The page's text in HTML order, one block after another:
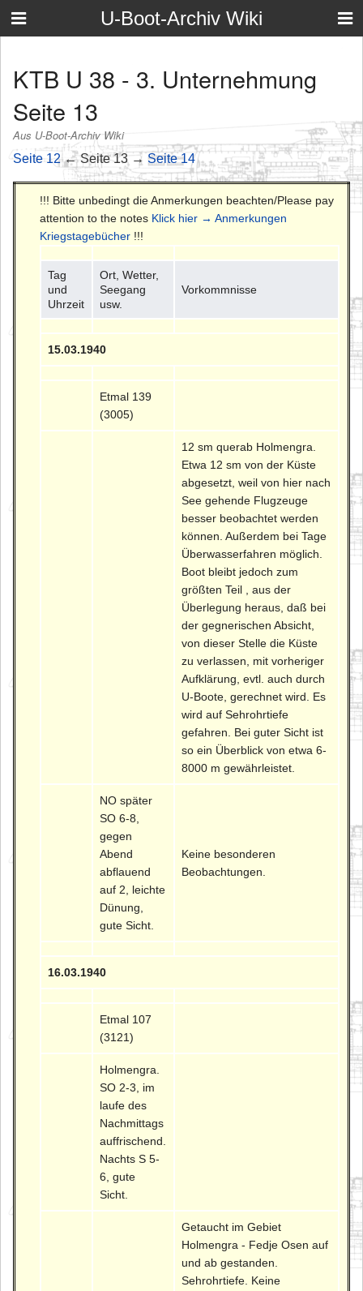
U-Boot-Archiv Wiki
KTB U 38 - 3. Unternehmung
Seite 13
Aus U-Boot-Archiv Wiki
Seite 12← Seite 13 → Seite 14
!!! Bitte unbedingt die Anmerkungen beachten/Please pay
attention to the notes Klick hier → Anmerkungen
Kriegstagebücher !!!
Tag
und
Uhrzeit
Ort, Wetter,
Seegang
usw.
Vorkommnisse
15.03.1940
Etmal 139
(3005)
12 sm querab Holmengra.
Etwa 12 sm von der Küste
abgesetzt, weil von hier nach
See gehende Flugzeuge
besser beobachtet werden
können. Außerdem bei Tage
Überwasserfahren möglich.
Boot bleibt jedoch zum
größten Teil , aus der
Überlegung heraus, daß bei
der gegnerischen Absicht,
von dieser Stelle die Küste
zu verlassen, mit vorheriger
Aufklärung, evtl. auch durch
U-Boote, gerechnet wird. Es
wird auf Sehrohrtiefe
gefahren. Bei guter Sicht ist
so ein Überblick von etwa 6-
8000 m gewährleistet.
NO später
SO 6-8,
gegen
Abend
abflauend
auf 2, leichte
Dünung,
gute Sicht.
Keine besonderen
Beobachtungen.
16.03.1940
Etmal 107
(3121)
Holmengra.
SO 2-3, im
laufe des
Nachmittags
auffrischend.
Nachts S 5-
6, gute
Sicht.
Getaucht im Gebiet
Holmengra - Fedje Osen auf
und ab gestanden.
Sehrohrtiefe. Keine